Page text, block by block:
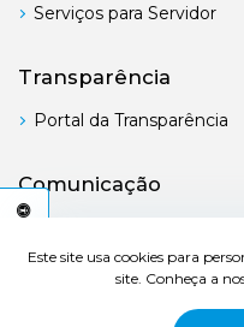
Este site usa cookies para
site. Conheça a
A
Serviços para Servidor
Transparência
Portal da Transparência
Comunicação
© 2026 Prefeitura de